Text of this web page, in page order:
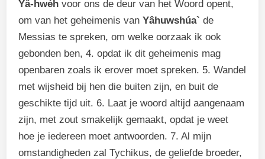
Yâ-hwéh voor ons de deur van het Woord opent,
om van het geheimenis vanYâhuwshúa` de
Messias te spreken, om welke oorzaak ik ook
gebonden ben, 4. opdat ik dit geheimenis mag
openbaren zoals ik erover moet spreken. 5. Wandel
met wijsheid bij hen die buiten zijn, en buit de
geschikte tijd uit. 6. Laat je woord altijd aangenaam
zijn, met zout smakelijk gemaakt, opdat je weet
hoe je iedereen moet antwoorden. 7. Al mijn
omstandigheden zal Tychikus, de geliefde broeder,